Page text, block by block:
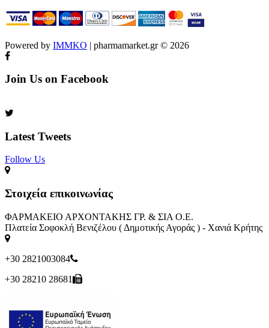
Powered by IMMKO | pharmamarket.gr © 2026
Join Us on Facebook
Latest Tweets
Follow Us​
Στοιχεία επικοινωνίας
ΦΑΡΜΑΚΕΙΟ ΑΡΧΟΝΤΑΚΗΣ ΓΡ. & ΣΙΑ Ο.Ε.
Πλατεία Σοφοκλή Βενιζέλου ( Δημοτικής Αγοράς ) - Χανιά Κρήτης
+30 2821003084
+30 28210 28681